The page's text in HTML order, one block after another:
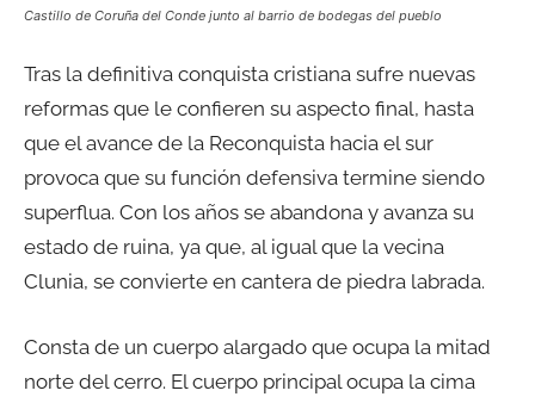
Castillo de Coruña del Conde junto al barrio de bodegas del pueblo
Tras la definitiva conquista cristiana sufre nuevas
reformas que le confieren su aspecto final, hasta
que el avance de la Reconquista hacia el sur
provoca que su función defensiva termine siendo
superflua. Con los años se abandona y avanza su
estado de ruina, ya que, al igual que la vecina
Clunia, se convierte en cantera de piedra labrada.
Consta de un cuerpo alargado que ocupa la mitad
norte del cerro. El cuerpo principal ocupa la cima